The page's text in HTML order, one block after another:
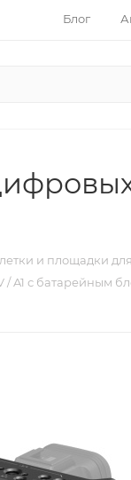
Блог
и площадки
/ A1 с батарейным